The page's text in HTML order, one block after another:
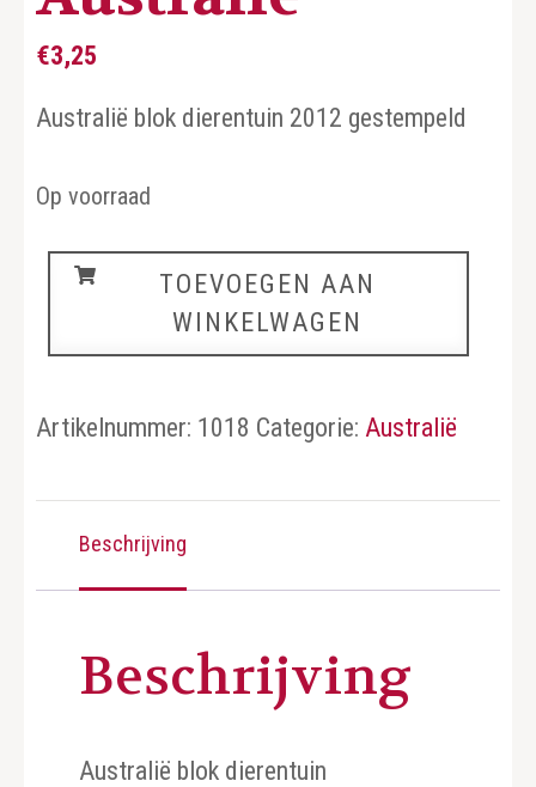
€3,25
Australië blok dierentuin 2012 gestempeld
Op voorraad
Australië
TOEVOEGEN AAN
WINKELWAGEN
Artikelnummer: 1018 Categorie: Australië
Beschrijving
Beschrijving
Australië blok dierentuin